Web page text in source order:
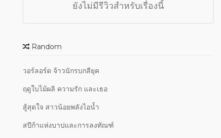
ยังไม่มีรีวิวสำหรับเรื่องนี้
Random
วอร์ลอร์ด จ้าวนักรบกลียุค
ฤดูใบไม้ผลิ ความรัก และเธอ
สู้สุดใจ สาวน้อยพลังไอน้ำ
สปีก้าแห่งบาปและการลงทัณฑ์